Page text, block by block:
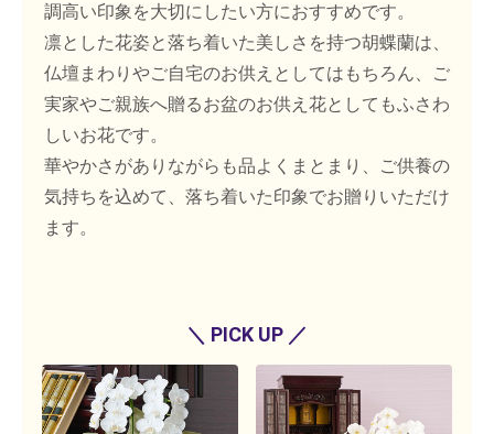
調高い印象を大切にしたい方におすすめです。
凛とした花姿と落ち着いた美しさを持つ胡蝶蘭は、
仏壇まわりやご自宅のお供えとしてはもちろん、ご
実家やご親族へ贈るお盆のお供え花としてもふさわ
しいお花です。
華やかさがありながらも品よくまとまり、ご供養の
気持ちを込めて、落ち着いた印象でお贈りいただけ
ます。
＼ PICK UP ／